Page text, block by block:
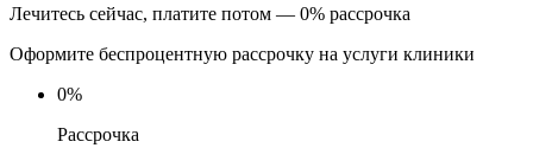
Лечитесь сейчас, платите потом — 0% рассрочка
Оформите беспроцентную рассрочку на услуги клиники
0%
Рассрочка